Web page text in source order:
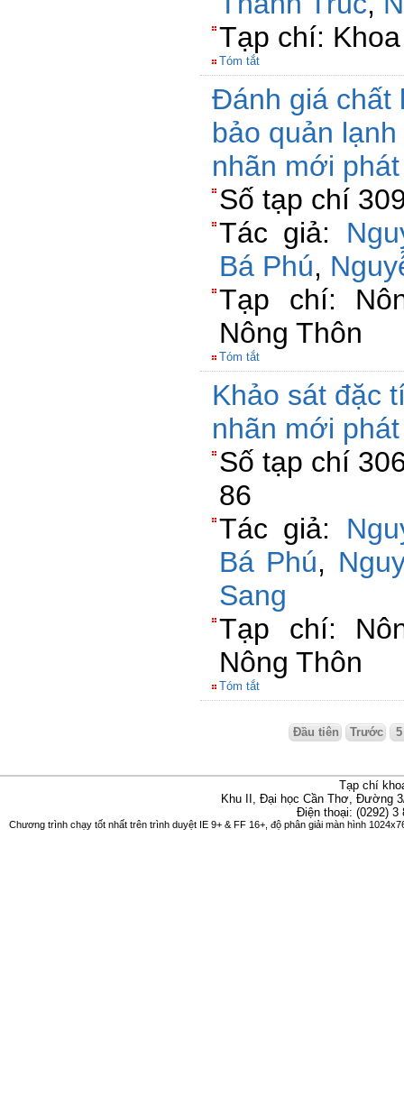
Tạp chí:
Tóm tắt
Đánh giá chất
bảo quản
nhãn mới
Số tạp chí
Tác giả:
Bá Phú,
Tạp chí:
Nông Thôn
Tóm tắt
Khảo sát đặc
nhãn mới
Số tạp chí
86
Tác giả:
Bá Phú,
Sang
Tạp chí:
Nông Thôn
Tóm tắt
Đầu tiên Trước 5
Tạp chí
Khu II, Đại học Cần Thơ, Đường
Điện thoại: (0292)
Chương trình chạy tốt nhất trên trình duyệt IE 9+ & FF 16+, độ phân giải màn hình